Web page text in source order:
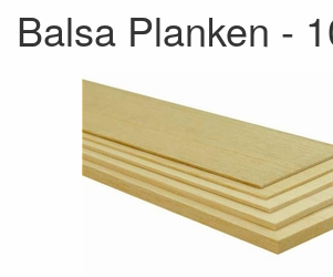
Balsa Planken -